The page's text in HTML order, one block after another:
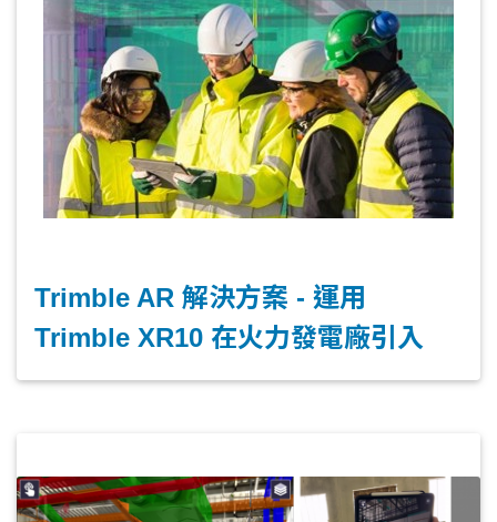
Trimble AR 解決方案 - 運用
Trimble XR10 在火力發電廠引入
MR 巡檢應用程序，確保供電穩定以